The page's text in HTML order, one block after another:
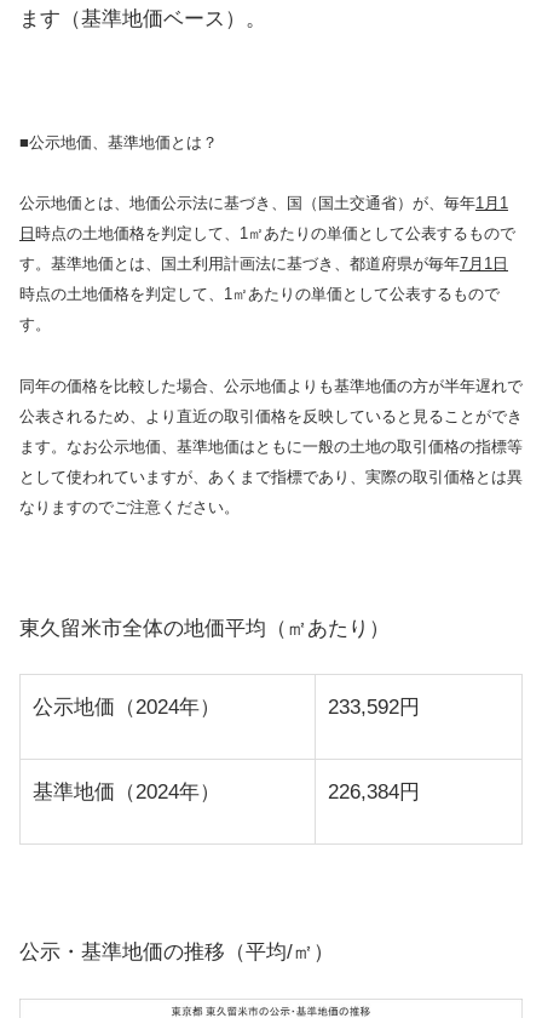
ます（基準地価ベース）。
■公示地価、基準地価とは？
公示地価とは、地価公示法に基づき、国（国土交通省）が、毎年1月1
日 時点の土地価格を判定して、1㎡あたりの単価として公表するもので
す。基準地価とは、国土利用計画法に基づき、都道府県が毎年7月1日
時点の土地価格を判定して、1㎡あたりの単価として公表するもので
す。
同年の価格を比較した場合、公示地価よりも基準地価の方が半年遅れで
公表されるため、より直近の取引価格を反映していると見ることができ
ます。なお公示地価、基準地価はともに一般の土地の取引価格の指標等
として使われていますが、あくまで指標であり、実際の取引価格とは異
なりますのでご注意ください。
東久留米市全体の地価平均（㎡あたり）
公示地価（2024年） 233,592円
基準地価（2024年） 226,384円
公示・基準地価の推移（平均/㎡）